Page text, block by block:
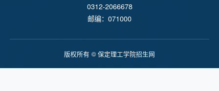
0312-2066678
邮编：071000
版权所有 © 保定理工学院招生网